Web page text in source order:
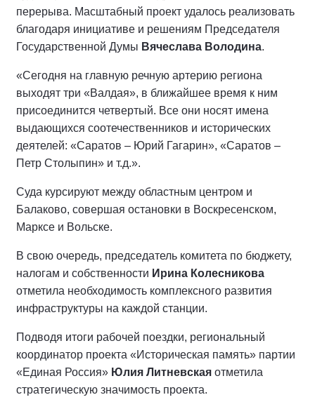
перерыва. Масштабный проект удалось реализовать
благодаря инициативе и решениям Председателя
Государственной Думы Вячеслава Володина.
«Сегодня на главную речную артерию региона
выходят три «Валдая», в ближайшее время к ним
присоединится четвертый. Все они носят имена
выдающихся соотечественников и исторических
деятелей: «Саратов – Юрий Гагарин», «Саратов –
Петр Столыпин» и т.д.».
Суда курсируют между областным центром и
Балаково, совершая остановки в Воскресенском,
Марксе и Вольске.
В свою очередь, председатель комитета по бюджету,
налогам и собственности Ирина Колесникова
отметила необходимость комплексного развития
инфраструктуры на каждой станции.
Подводя итоги рабочей поездки, региональный
координатор проекта «Историческая память» партии
«Единая Россия» Юлия Литневская отметила
стратегическую значимость проекта.